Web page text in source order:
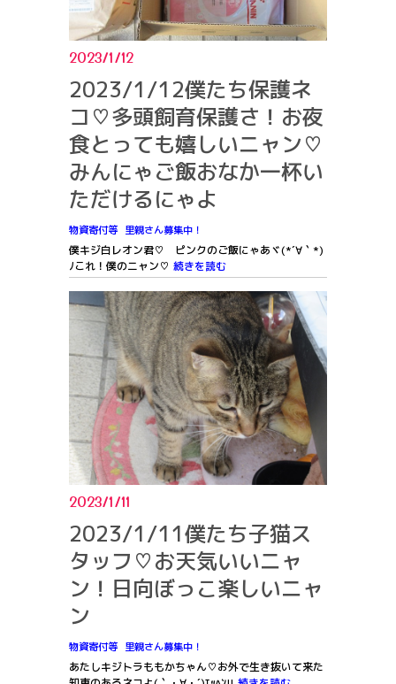
2023/1/12
2023/1/12僕たち保護ネ
コ♡多頭飼育保護さ！お夜
食とっても嬉しいニャン♡
みんにゃご飯おなか一杯い
ただけるにゃよ
物資寄付等 里親さん募集中！
僕キジ白レオン君♡ ピンクのご飯にゃあヾ(*´∀｀*)
ﾉこれ！僕のニャン♡ 続きを読む
2023/1/11
2023/1/11僕たち子猫ス
タッフ♡お天気いいニャ
ン！日向ぼっこ楽しいニャ
ン
物資寄付等 里親さん募集中！
あたしキジトラももかちゃん♡お外で生き抜いて来た